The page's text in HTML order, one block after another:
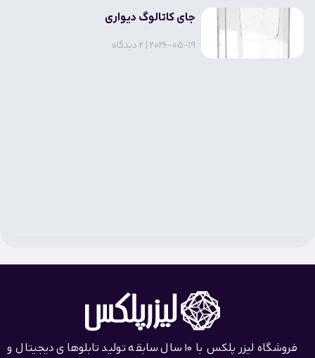
جای کاتالوگ دیواری
2026-05-19
فروشگاه لیزر پلکس با 10 سال سابقه تولید تابلوهای دیجیتال و